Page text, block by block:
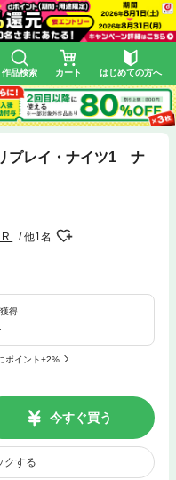
作品検索 カート はじめての方へ
プレイ・ナイツ1 ナ
他1名
獲得
ポイント+2%
今すぐ買う
クする